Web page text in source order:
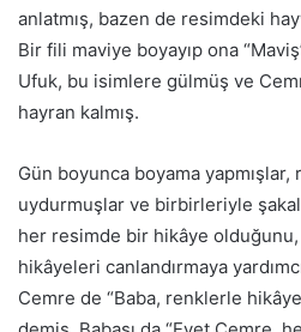
anlatmış, bazen de resimdeki
Bir fili maviye boyayıp ona
Ufuk, bu isimlere gülmüş ve
hayran kalmış.
Gün boyunca boyama
uydurmuşlar ve birbirleriyle
her resimde bir hikâye
hikâyeleri canlandırmaya
Cemre de “Baba, renklerle